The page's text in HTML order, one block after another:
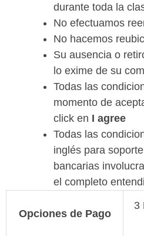
durante toda la
No efectuamos
No hacemos
Su ausencia o
lo exime de su
Todas las
momento de
click en I agree
Todas las
inglés para
bancarias
el completo
Opciones de Pago
3